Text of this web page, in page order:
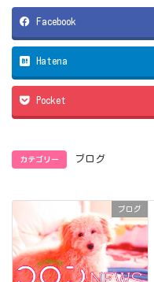
Facebook
Hatena
Pocket
カテゴリー ブログ
ブログ